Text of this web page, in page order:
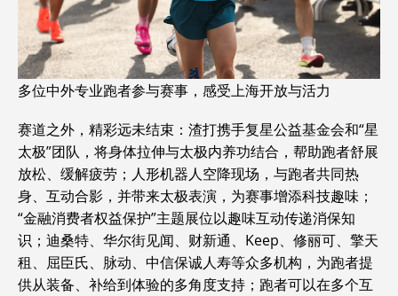
多位中外专业跑者参与赛事，感受上海开放与活力
赛道之外，精彩远未结束：渣打携手复星公益基金会和“星
太极”团队，将身体拉伸与太极内养功结合，帮助跑者舒展
放松、缓解疲劳；人形机器人空降现场，与跑者共同热
身、互动合影，并带来太极表演，为赛事增添科技趣味；
“金融消费者权益保护”主题展位以趣味互动传递消保知
识；迪桑特、华尔街见闻、财新通、Keep、修丽可、擎天
租、屈臣氏、脉动、中信保诚人寿等众多机构，为跑者提
供从装备、补给到体验的多角度支持；跑者可以在多个互